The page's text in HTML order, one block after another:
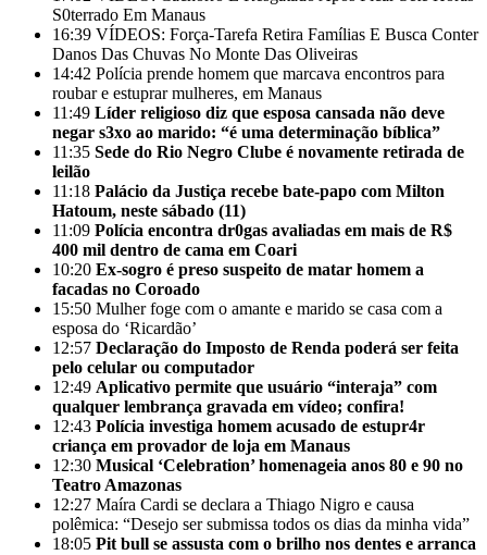
S0terrado Em Manaus
16:39 VÍDEOS: Força-Tarefa Retira Famílias E Busca Conter
Danos Das Chuvas No Monte Das Oliveiras
14:42 Polícia prende homem que marcava encontros para
roubar e estuprar mulheres, em Manaus
11:49 Líder religioso diz que esposa cansada não deve
negar s3xo ao marido: “é uma determinação bíblica”
11:35 Sede do Rio Negro Clube é novamente retirada de
leilão
11:18 Palácio da Justiça recebe bate-papo com Milton
Hatoum, neste sábado (11)
11:09 Polícia encontra dr0gas avaliadas em mais de R$
400 mil dentro de cama em Coari
10:20 Ex-sogro é preso suspeito de matar homem a
facadas no Coroado
15:50 Mulher foge com o amante e marido se casa com a
esposa do ‘Ricardão’
12:57 Declaração do Imposto de Renda poderá ser feita
pelo celular ou computador
12:49 Aplicativo permite que usuário “interaja” com
qualquer lembrança gravada em vídeo; confira!
12:43 Polícia investiga homem acusado de estupr4r
criança em provador de loja em Manaus
12:30 Musical ‘Celebration’ homenageia anos 80 e 90 no
Teatro Amazonas
12:27 Maíra Cardi se declara a Thiago Nigro e causa
polêmica: “Desejo ser submissa todos os dias da minha vida”
18:05 Pit bull se assusta com o brilho nos dentes e arranca